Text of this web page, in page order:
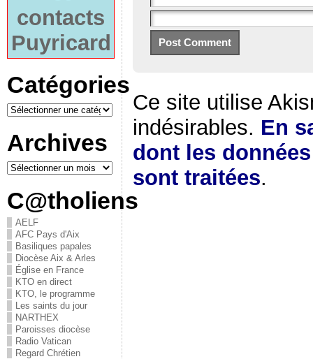
contacts
Puyricard
Catégories
Archives
C@tholiens
AELF
AFC Pays d'Aix
Basiliques papales
Diocèse Aix & Arles
Église en France
KTO en direct
KTO, le programme
Les saints du jour
NARTHEX
Paroisses diocèse
Radio Vatican
Regard Chrétien
Ce site utilise
indésirables. En
dont les
sont traitées.